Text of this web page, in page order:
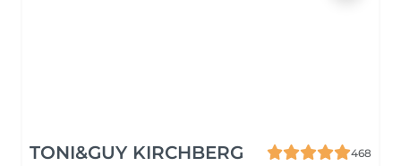
TONI&GUY KIRCHBERG
468